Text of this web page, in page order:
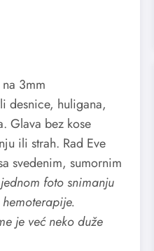
3mm
desnice, huligana,
Glava bez kose
ili strah. Rad Eve
svedenim, sumornim
foto snimanju
je već neko duže